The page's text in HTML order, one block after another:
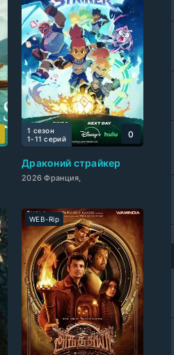
Драконий страйкер
2026 Франция,
1 сезон
1-11 cерий
0
WEB-Rip